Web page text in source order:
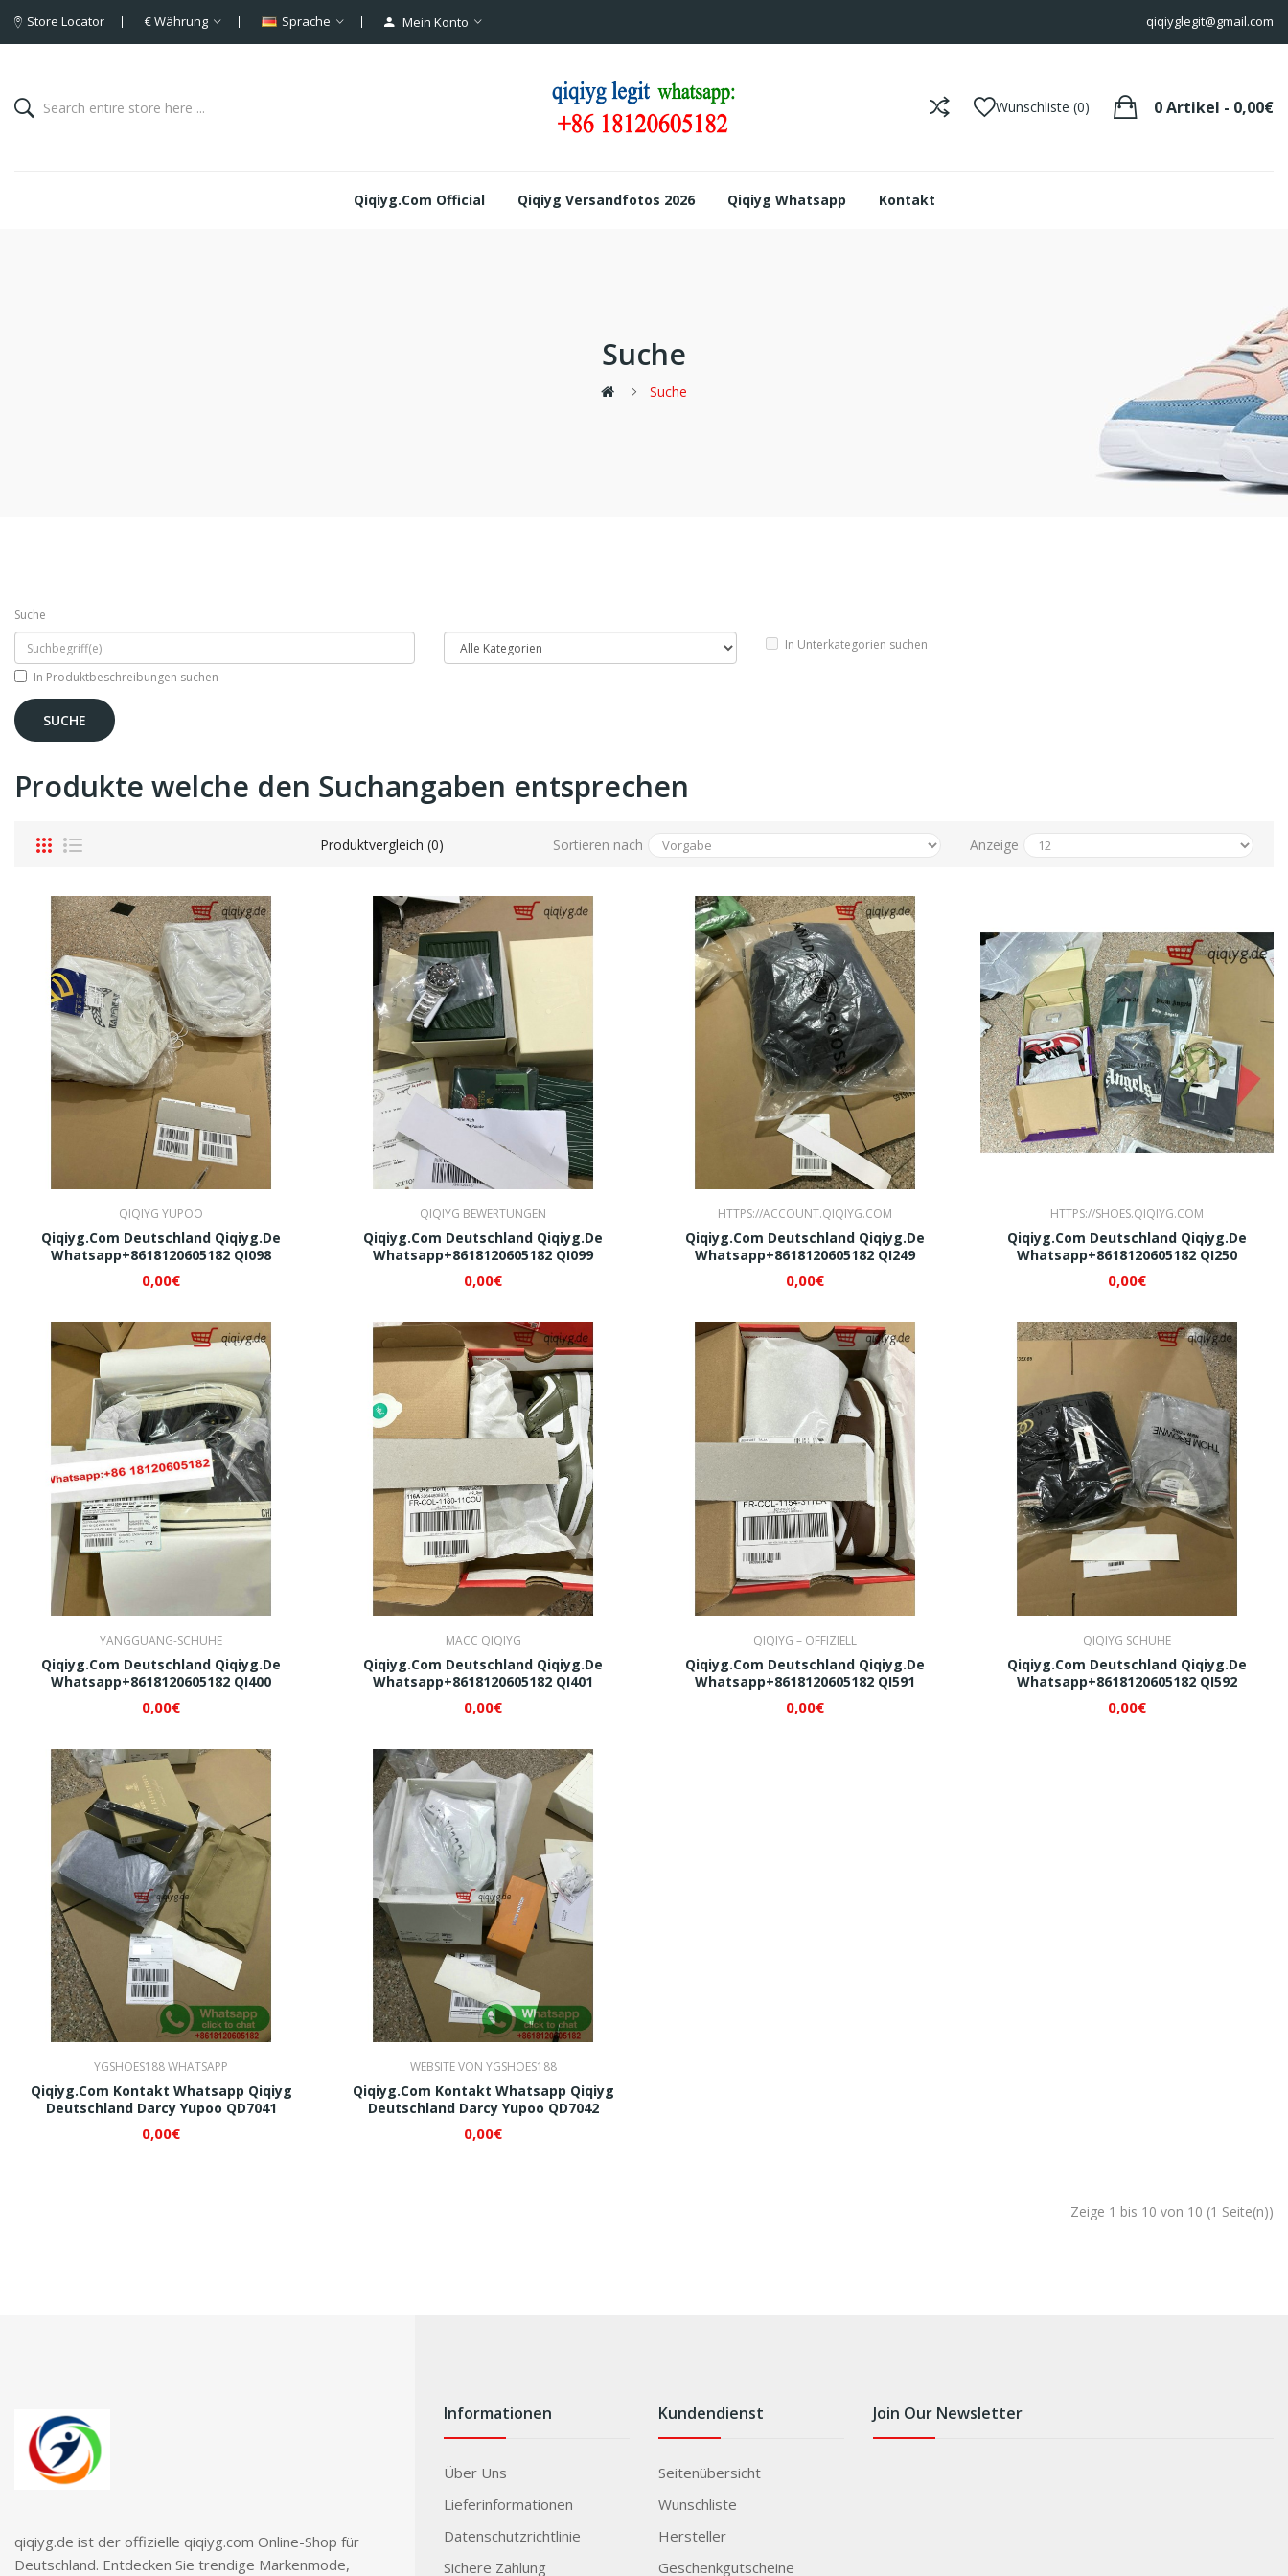
Store Locator €Währung Sprache Mein Konto qiqiyglegit@gmail.com
Wunschliste (0) 0 Artikel - 0,00€
Qiqiyg.com Official Qiqiyg Versandfotos 2026 Qiqiyg Whatsapp Kontakt
Suche
Suche
Suche
In Unterkategorien suchen
In Produktbeschreibungen suchen
Produkte welche den Suchangaben entsprechen
Produktvergleich (0) Sortieren nach Anzeige
QIQIYG YUPOO
Qiqiyg.com Deutschland Qiqiyg.de
Whatsapp+8618120605182 QI098
0,00€
QIQIYG BEWERTUNGEN
Qiqiyg.com Deutschland Qiqiyg.de
Whatsapp+8618120605182 QI099
0,00€
HTTPS://ACCOUNT.QIQIYG.COM
Qiqiyg.com Deutschland Qiqiyg.de
Whatsapp+8618120605182 QI249
0,00€
HTTPS://SHOES.QIQIYG.COM
Qiqiyg.com Deutschland Qiqiyg.de
Whatsapp+8618120605182 QI250
0,00€
YANGGUANG-SCHUHE
Qiqiyg.com Deutschland Qiqiyg.de
Whatsapp+8618120605182 QI400
0,00€
MACC QIQIYG
Qiqiyg.com Deutschland Qiqiyg.de
Whatsapp+8618120605182 QI401
0,00€
QIQIYG – OFFIZIELL
Qiqiyg.com Deutschland Qiqiyg.de
Whatsapp+8618120605182 QI591
0,00€
QIQIYG SCHUHE
Qiqiyg.com Deutschland Qiqiyg.de
Whatsapp+8618120605182 QI592
0,00€
YGSHOES188 WHATSAPP
Qiqiyg.com Kontakt Whatsapp Qiqiyg
Deutschland Darcy Yupoo QD7041
0,00€
WEBSITE VON YGSHOES188
Qiqiyg.com Kontakt Whatsapp Qiqiyg
Deutschland Darcy Yupoo QD7042
0,00€
Zeige 1 bis 10 von 10 (1 Seite(n))
qiqiyg.de ist der offizielle qiqiyg.com Online-Shop für
Deutschland. Entdecken Sie trendige Markenmode,
Informationen
Über Uns
Lieferinformationen
Datenschutzrichtlinie
Sichere Zahlung
Kundendienst
Seitenübersicht
Wunschliste
Hersteller
Geschenkgutscheine
Join Our Newsletter